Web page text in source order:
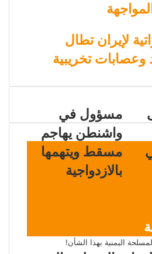
لإيران تطال
وعصابات تخريبية
مسؤول في
واشنطن يهاجم
مسقط ويتهمها
بالازدواجية